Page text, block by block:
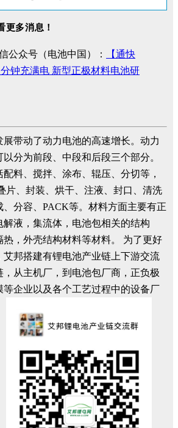
更多消息！
公众号（电池中国）：
【通快
钟充满电 新型正极材料电池研
带动了动力电池的高速增长。动力
分为前段、中段和后段三个部分。
料、搅拌、涂布、辊压、分切等，
片、封装、烘干、注液、封口、清洗
分容、PACK等。材料方面主要有正
液，集流体，电池包相关的结构
热，外壳结构材料等材料。 为了更好
艾邦搭建有锂电池产业链上下游交流
从主机厂，到电池包厂商，正负极
等企业以及各个工艺过程中的设备厂